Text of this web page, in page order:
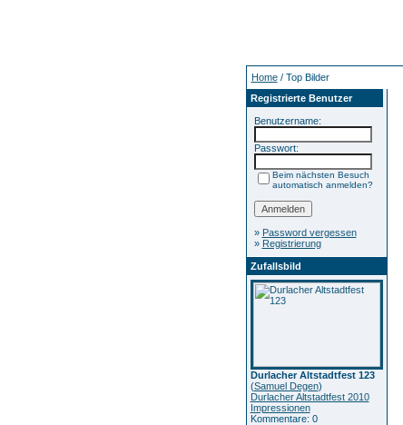
Home/ Top Bilder
Registrierte Benutzer
Benutzername:
Passwort:
Beim nächsten Besuch
automatisch anmelden?
» Password vergessen
» Registrierung
Zufallsbild
Durlacher Altstadtfest 123
(Samuel Degen)
Durlacher Altstadtfest 2010
Impressionen
Kommentare: 0